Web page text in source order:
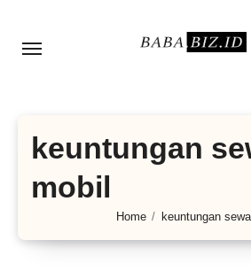
keuntungan
mobil
Home keuntungan